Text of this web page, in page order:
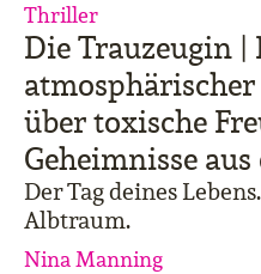
Die Trauzeugin |
über toxische
Geheimnisse
Der Tag deines
Albtraum.
Nina Manning
Thriller